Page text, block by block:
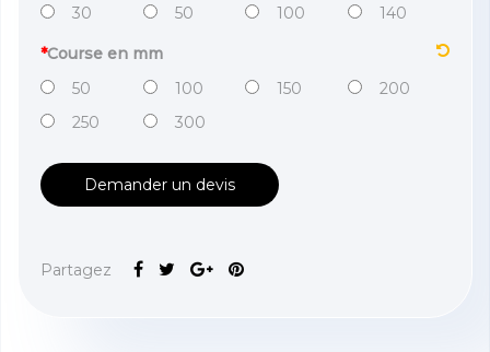
30
50 100 140
*Course en mm
50
100 150
200
250
300
Demander un devis
Partagez